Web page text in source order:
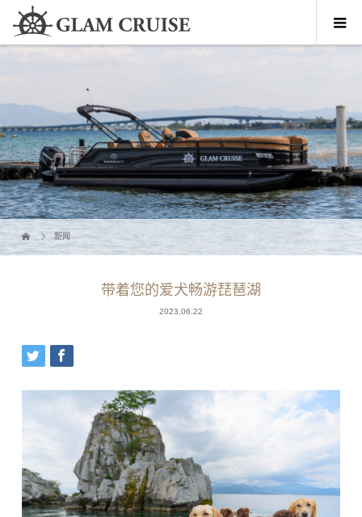
新闻
带着您的爱犬畅游琵琶湖
2023.06.22